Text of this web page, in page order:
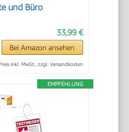
und Büro
33,99 €
Bei Amazon ansehen
inkl. MwSt., zzgl. Versandkosten
EMPFEHLUNG